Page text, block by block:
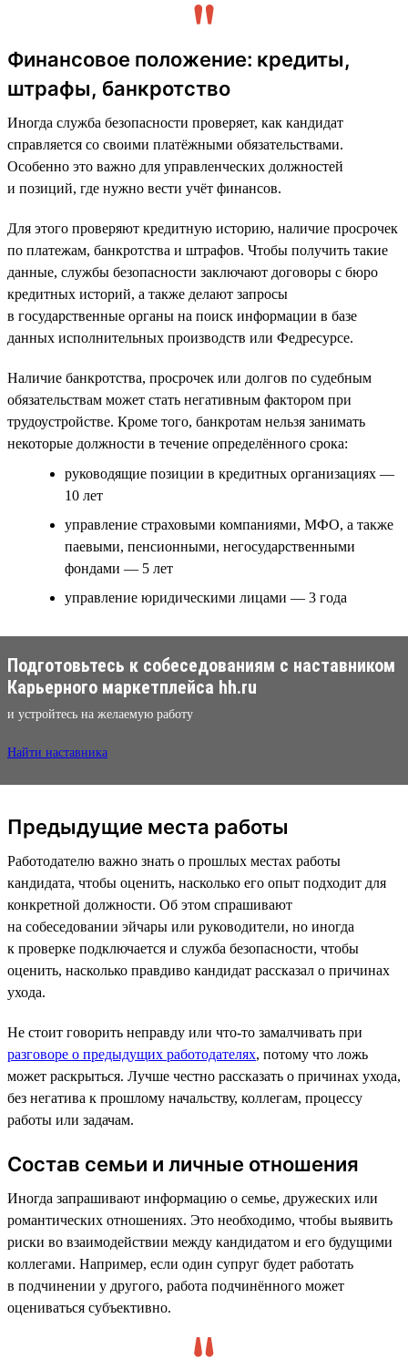
Финансовое положение: кредиты,
штрафы, банкротство
Иногда служба безопасности проверяет, как кандидат
справляется со своими платёжными обязательствами.
Особенно это важно для управленческих должностей
и позиций, где нужно вести учёт финансов.
Для этого проверяют кредитную историю, наличие просрочек
по платежам, банкротства и штрафов. Чтобы получить такие
данные, службы безопасности заключают договоры с бюро
кредитных историй, а также делают запросы
в государственные органы на поиск информации в базе
данных исполнительных производств или Федресурсе.
Наличие банкротства, просрочек или долгов по судебным
обязательствам может стать негативным фактором при
трудоустройстве. Кроме того, банкротам нельзя занимать
некоторые должности в течение определённого срока:
руководящие позиции в кредитных организациях —
10 лет
управление страховыми компаниями, МФО, а также
паевыми, пенсионными, негосударственными
фондами — 5 лет
управление юридическими лицами — 3 года
Подготовьтесь к собеседованиям с наставником
Карьерного маркетплейса hh.ru
и устройтесь на желаемую работу
Найти наставника
Предыдущие места работы
Работодателю важно знать о прошлых местах работы
кандидата, чтобы оценить, насколько его опыт подходит для
конкретной должности. Об этом спрашивают
на собеседовании эйчары или руководители, но иногда
к проверке подключается и служба безопасности, чтобы
оценить, насколько правдиво кандидат рассказал о причинах
ухода.
Не стоит говорить неправду или что-то замалчивать при
разговоре о предыдущих работодателях, потому что ложь
может раскрыться. Лучше честно рассказать о причинах ухода,
без негатива к прошлому начальству, коллегам, процессу
работы или задачам.
Состав семьи и личные отношения
Иногда запрашивают информацию о семье, дружеских или
романтических отношениях. Это необходимо, чтобы выявить
риски во взаимодействии между кандидатом и его будущими
коллегами. Например, если один супруг будет работать
в подчинении у другого, работа подчинённого может
оцениваться субъективно.